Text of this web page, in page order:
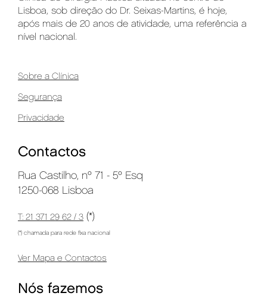
Lisboa, sob direção do Dr. Seixas-Martins, é hoje,
após mais de 20 anos de atividade, uma referência a
nível nacional.
Sobre a Clínica
Segurança
Privacidade
Contactos
Rua Castilho, nº 71 - 5º Esq
1250-068 Lisboa
T: 21 371 29 62 / 3 (*)
(*) chamada para rede fixa nacional
Ver Mapa e Contactos
Nós fazemos